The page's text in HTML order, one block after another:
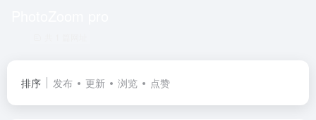
排序 发布 更新 浏览 点赞